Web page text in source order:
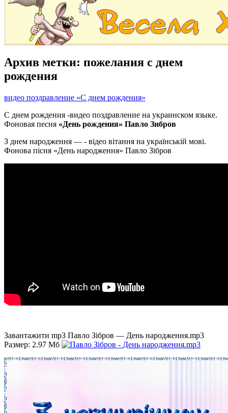
Архив метки: пожелания с днем
рождения
видео поздравление «С днем рождения»
С днем рождения -видео поздравление на украинском языке.
Фоновая песня «День рождения» Павло Зибров
З днем народження — - відео вітання на українській мові.
Фонова пісня «День народження» Павло Зібров
Завантажити mp3 Павло Зібров — День народження.mp3
Размер: 2.97 Мб